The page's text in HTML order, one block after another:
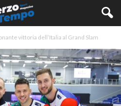
vittoria dell’Italia al Grand Slam